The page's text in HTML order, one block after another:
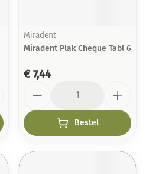
Miradent
Miradent Plak Cheque Tabl 6
€ 7,44
Bestel